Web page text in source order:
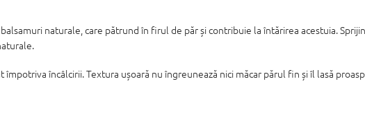
naturale, care pătrund în firul de păr și contribuie la întărirea acestuia.
încâlcirii. Textura ușoară nu îngreunează nici măcar părul fin și îl lasă